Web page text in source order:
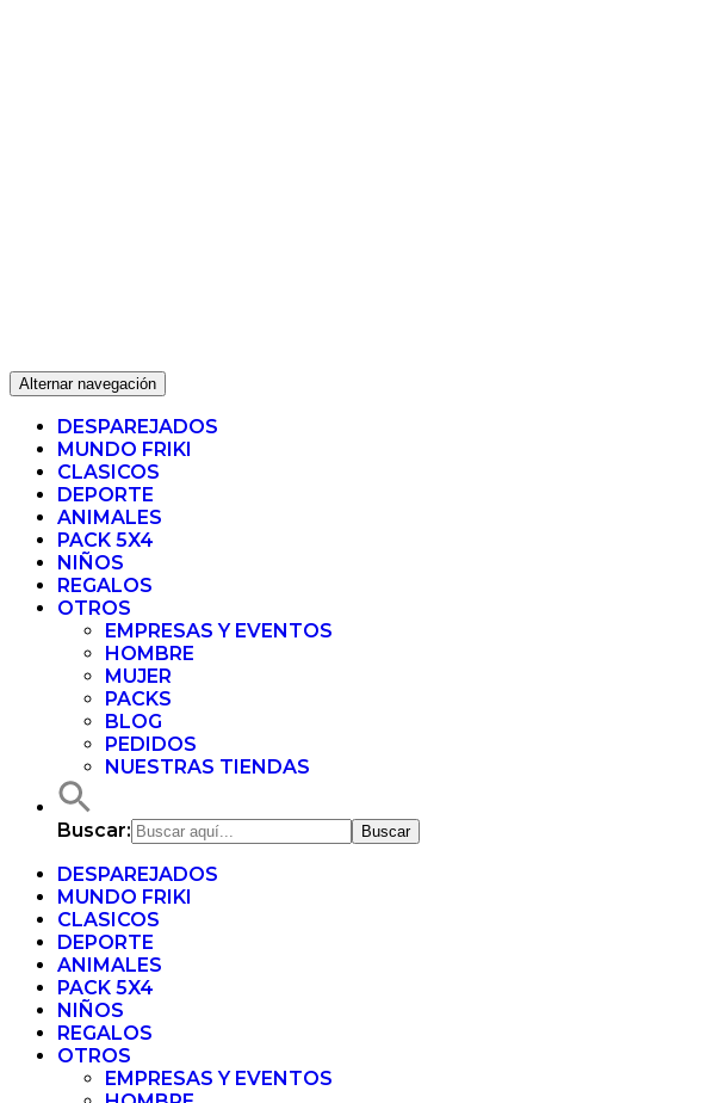
Alternar navegación
DESPAREJADOS
MUNDO FRIKI
CLASICOS
DEPORTE
ANIMALES
PACK 5X4
NIÑOS
REGALOS
OTROS
EMPRESAS Y EVENTOS
HOMBRE
MUJER
PACKS
BLOG
PEDIDOS
NUESTRAS TIENDAS
Buscar:
DESPAREJADOS
MUNDO FRIKI
CLASICOS
DEPORTE
ANIMALES
PACK 5X4
NIÑOS
REGALOS
OTROS
EMPRESAS Y EVENTOS